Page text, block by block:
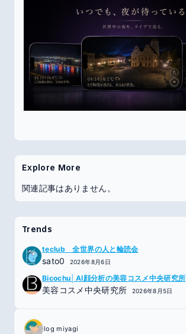
Explore More
関連記事はありません。
Trends
teclub 全世界の人と輪読会
sato0 2026年8月6日
Bicochu│AI顔分析の美容コスメ中央研究所
美容コスメ中央研究所 2026年8月5日
log miyagi